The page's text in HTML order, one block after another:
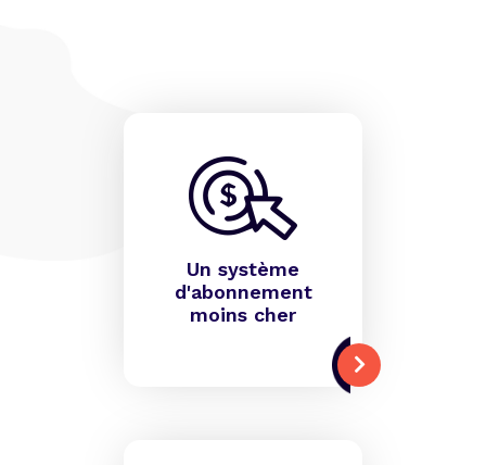
Un système
d'abonnement
moins cher